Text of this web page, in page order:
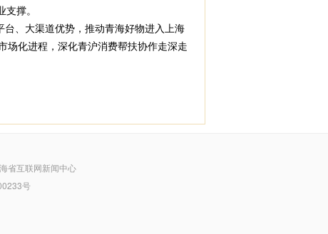
撑。
、大渠道优势，推动青海好物进入上海
场化进程，深化青沪消费帮扶协作走深走
省互联网新闻中心
号